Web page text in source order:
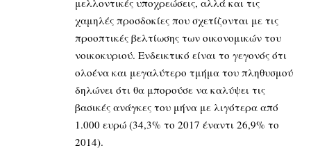
χαμηλές προσδοκίες που σχετίζονται με τις
προοπτικές βελτίωσης των οικονομικών του
νοικοκυριού. Ενδεικτικό είναι το γεγονός ότι
ολοένα και μεγαλύτερο τμήμα του πληθυσμού
δηλώνει ότι θα μπορούσε να καλύψει τις
βασικές ανάγκες του μήνα με λιγότερα από
1.000 ευρώ (34,3% το 2017 έναντι 26,9% το
2014).